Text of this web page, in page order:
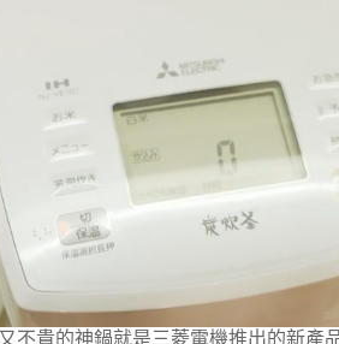
不貴的神鍋就是三菱電機推出的新產